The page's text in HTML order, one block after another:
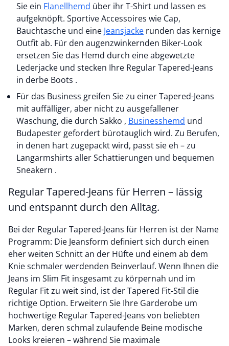
Sie ein Flanellhemd
aufgeknöpft. Sportive Accessoires wie Cap,
Bauchtasche und eine Jeansjacke
Outfit ab. Für den augenzwinkernden Biker-Look
ersetzen Sie das Hemd durch eine abgewetzte
Lederjacke und stecken Ihre Regular Tapered-Jeans
in derbe Boots .
Für das Business greifen Sie zu einer Tapered-Jeans
mit auffälliger, aber nicht zu ausgefallener
Waschung, die durch Sakko , Businesshemd
Budapester gefordert bürotauglich wird. Zu Berufen,
in denen hart zugepackt wird, passt sie eh – zu
Langarmshirts aller Schattierungen und bequemen
Sneakern .
Regular Tapered-Jeans für Herren – lässig
und entspannt durch den Alltag.
Bei der Regular Tapered-Jeans für Herren ist der Name
Programm: Die Jeansform definiert sich durch einen
eher weiten Schnitt an der Hüfte und einem ab dem
Knie schmaler werdenden Beinverlauf. Wenn Ihnen die
Jeans im Slim Fit insgesamt zu körpernah und im
Regular Fit zu weit sind, ist der Tapered Fit-Stil die
richtige Option. Erweitern Sie Ihre Garderobe um
hochwertige Regular Tapered-Jeans von beliebten
Marken, deren schmal zulaufende Beine modische
Looks kreieren – während Sie maximale